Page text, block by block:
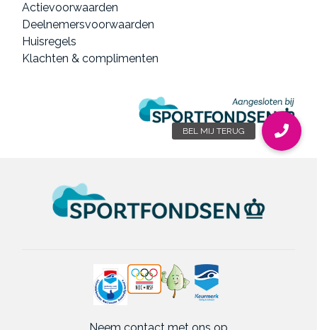
Actievoorwaarden
Deelnemersvoorwaarden
Huisregels
Klachten & complimenten